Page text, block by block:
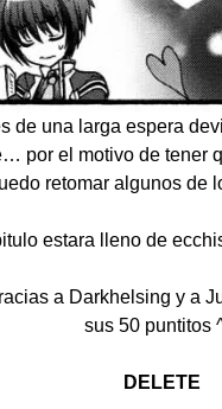
de una larga espera
por el motivo de tener
retomar algunos de
estara lleno de
a Darkhelsing y a
sus 50 puntitos
DELETE